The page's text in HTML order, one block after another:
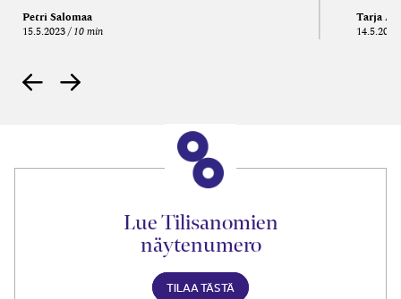
Petri Salomaa
15.5.2023 10 min
Tarja
14.5.2021
Lue Tilisanomien
näytenumero
TILAA TÄSTÄ